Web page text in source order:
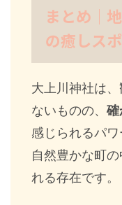
まとめ｜
の癒しス
大上川神社は
ないものの、 確
感じられるパ
自然豊かな町
れる存在です。